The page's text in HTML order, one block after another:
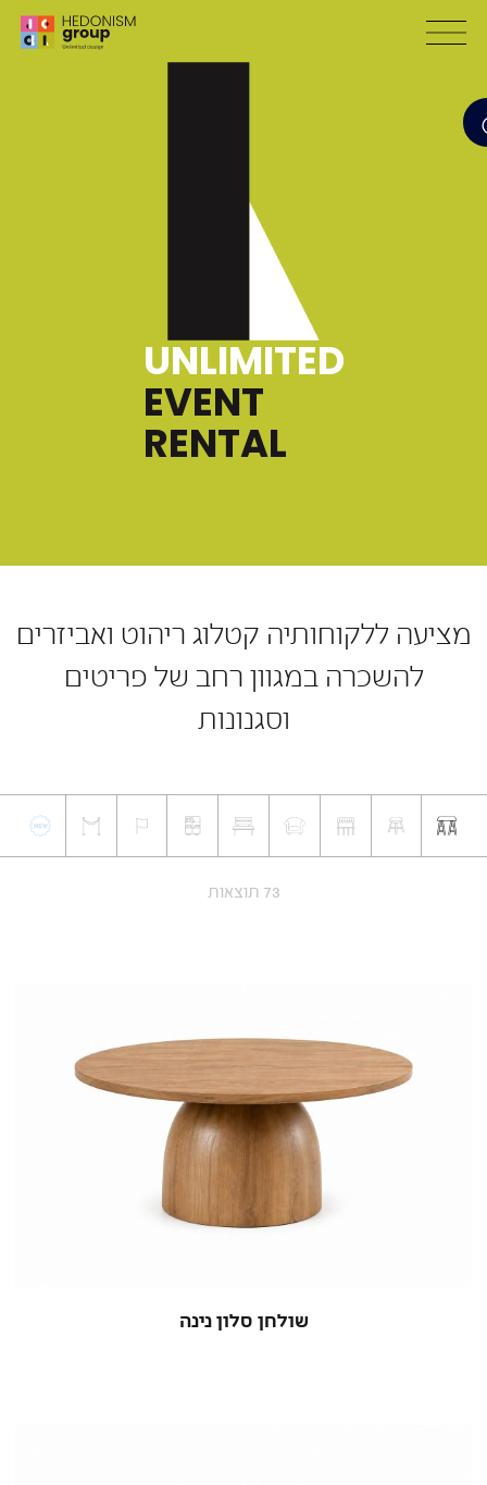
UNLIMITED
EVENT
RENTAL
מציעה ללקוחותיה קטלוג ריהוט ואביזרים
להשכרה במגוון רחב של פריטים
וסגנונות
73 תוצאות
שולחן סלון נינה